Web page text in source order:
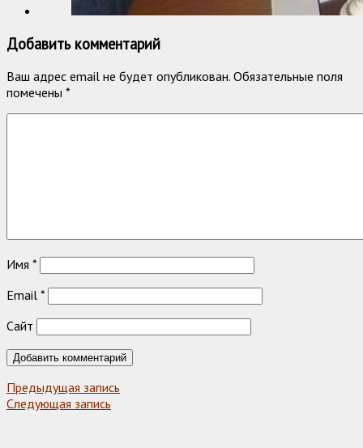
Добавить комментарий
Ваш адрес email не будет опубликован. Обязательные поля
помечены *
Имя *
Email *
Сайт
Предыдущая запись
Следующая запись